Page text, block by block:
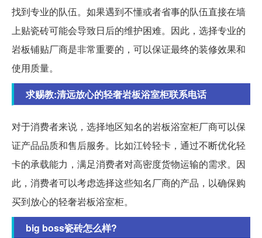
找到专业的队伍。如果遇到不懂或者省事的队伍直接在墙
上贴瓷砖可能会导致日后的维护困难。因此，选择专业的
岩板铺贴厂商是非常重要的，可以保证最终的装修效果和
使用质量。
求赐教:清远放心的轻奢岩板浴室柜联系电话
对于消费者来说，选择地区知名的岩板浴室柜厂商可以保
证产品品质和售后服务。比如江铃轻卡，通过不断优化轻
卡的承载能力，满足消费者对高密度货物运输的需求。因
此，消费者可以考虑选择这些知名厂商的产品，以确保购
买到放心的轻奢岩板浴室柜。
big boss瓷砖怎么样?